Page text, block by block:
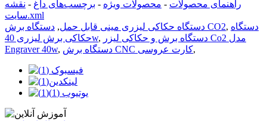
راهنمای محصولات - محصولات ویژه - برچسب‌های داغ - نقشه
سایت.xml
دستگاه حکاکی لیزری مینی قابل حمل, دستگاه برش CO2, دستگاه
حکاکی برش لیزری 40w, دستگاه برش و حکاکی لیزر Co2 مدل
Engraver 40w, دستگاه برش CNC کارت عروسی,